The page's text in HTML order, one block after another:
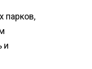
парков,
и